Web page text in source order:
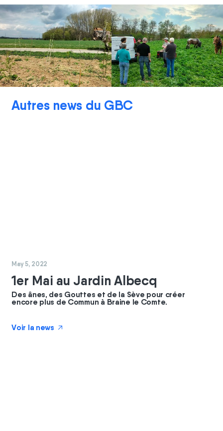
Autres news du GBC
#commun
May 5, 2022
1er Mai au Jardin Albecq
Des ânes, des Gouttes et de la Sève pour créer
encore plus de Commun à Braine le Comte.
Voir la news ↗